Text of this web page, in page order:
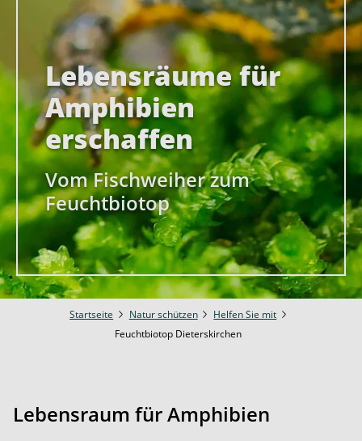
Lebensräume für
Amphibien
erschaffen
Vom Fischweiher zum
Feuchtbiotop
Startseite Natur schützen
Helfen Sie mit
Feuchtbiotop Dieterskirchen
Lebensraum für Amphibien